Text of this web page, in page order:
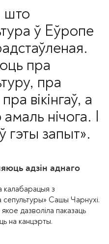
што
ў Еўропе
пра
пра
вікінгаў, а
нічога. І
гэты запыт».
адзін аднаго
калабарацыя з
Сашы Чарнухі.
дазволіла паказаць
на канцэрты.